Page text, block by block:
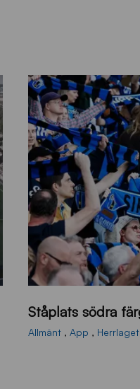
ö
d
Allmänt , App , Herrlaget